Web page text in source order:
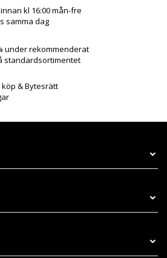
kl 16:00 mån-fre
samma dag
under rekommenderat
standardsortimentet
& Bytesrätt